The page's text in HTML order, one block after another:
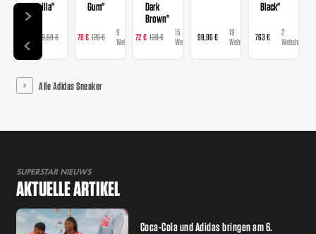
Vanilla"
129,99 €
Webshops
Gum"
78 € 120 €
9
Webshops
Dark
Brown"
72 € 130 €
15
Webshops98,96 €
19
Webshops
Black"
763 €
2
Webshops
Alle Adidas Sneaker
SUPERSTAR NIEUWS
AKTUELLE ARTIKEL
Coca-Cola und Adidas bringen am 6.